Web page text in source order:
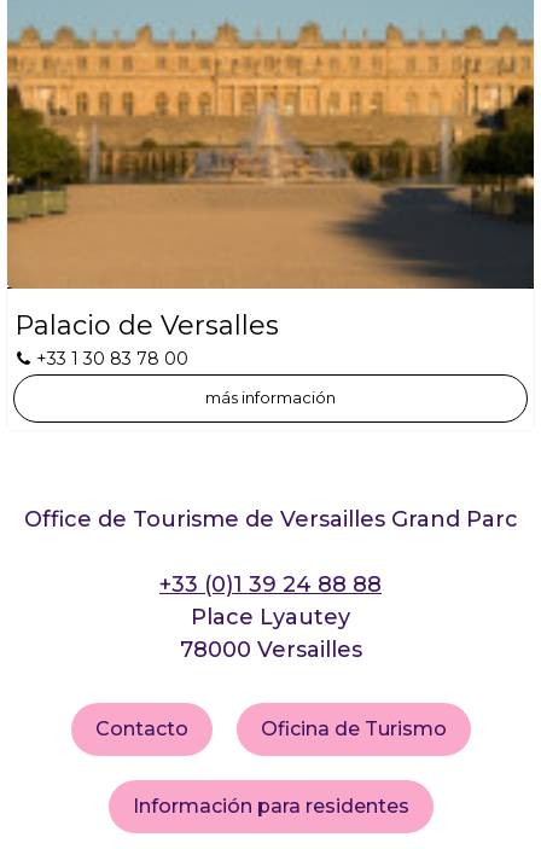
Palacio de Versalles
+33 1 30 83 78 00
más información
Office de Tourisme de Versailles Grand Parc
+33 (0)1 39 24 88 88
Place Lyautey
78000 Versailles
Contacto Oficina de Turismo
Información para residentes